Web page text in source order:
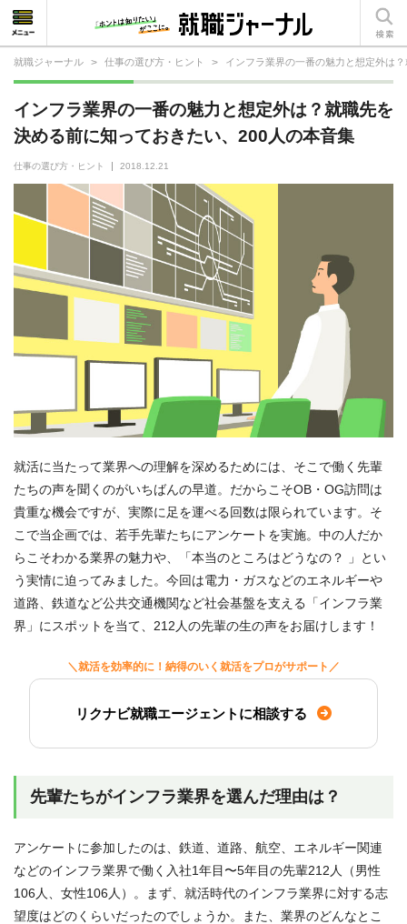
就職ジャーナル > 仕事の選び方・ヒント > インフラ業界の一番の魅力と想定外は
インフラ業界の一番の魅力と想定外は？就職先を
決める前に知っておきたい、200人の本音集
仕事の選び方・ヒント 2018.12.21
就活に当たって業界への理解を深めるためには、そこで働く先輩
たちの声を聞くのがいちばんの早道。だからこそOB・OG訪問は
貴重な機会ですが、実際に足を運べる回数は限られています。そ
こで当企画では、若手先輩たちにアンケートを実施。中の人だか
らこそわかる業界の魅力や、「本当のところはどうなの？ 」とい
う実情に迫ってみました。今回は電力・ガスなどのエネルギーや
道路、鉄道など公共交通機関など社会基盤を支える「インフラ業
界」にスポットを当て、212人の先輩の生の声をお届けします！
＼就活を効率的に！納得のいく就活をプロがサポート／
リクナビ就職エージェントに相談する
先輩たちがインフラ業界を選んだ理由は？
アンケートに参加したのは、鉄道、道路、航空、エネルギー関連
などのインフラ業界で働く入社1年目〜5年目の先輩212人（男性
106人、女性106人）。まず、就活時代のインフラ業界に対する志
望度はどのくらいだったのでしょうか。また、業界のどんなとこ
就活相談
就活ノウハウ
仕事の選び方・ヒント
就活コラム